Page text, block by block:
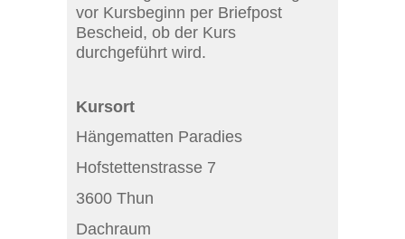
vor Kursbeginn per Briefpost
Bescheid, ob der Kurs
durchgeführt wird.
Kursort
Hängematten Paradies
Hofstettenstrasse 7
3600 Thun
Dachraum